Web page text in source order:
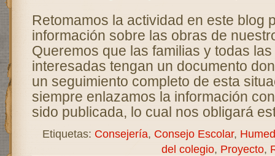
Retomamos la actividad en este blog
información sobre las obras de
Queremos que las familias y todas
interesadas tengan un documento
un seguimiento completo de esta
siempre enlazamos la información
sido publicada, lo cual nos obligará
Etiquetas: Consejería, Consejo Escolar,
del colegio, Proyecto,